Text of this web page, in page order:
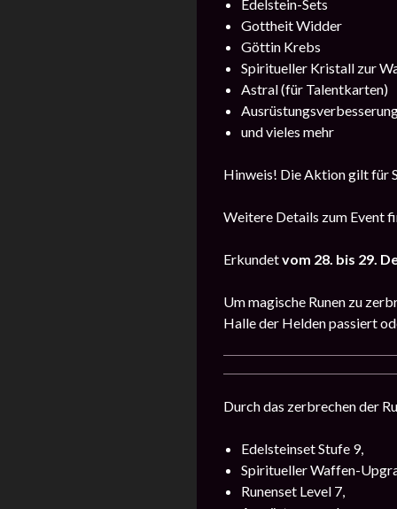
Edelstein-Sets
Gottheit Widder
Göttin Krebs
Spiritueller Kristall zur
Astral (für Talentkarten)
und vieles mehr
Hinweis! Die Aktion gilt für
Weitere Details zum Event
Erkundetvom 28. bis 29.
Um magische Runen zu
Halle der Helden passiert
Durch das zerbrechen der
Edelsteinset Stufe 9,
Spiritueller Waffen-
Runenset Level 7,